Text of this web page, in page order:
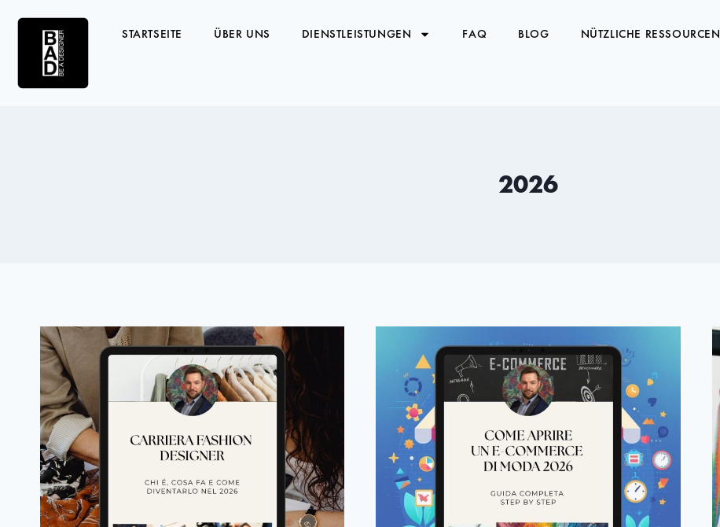
STARTSEITE ÜBER UNS DIENSTLEISTUNGEN FAQ BLOG NÜTZLICHE RESSOURCEN
2026